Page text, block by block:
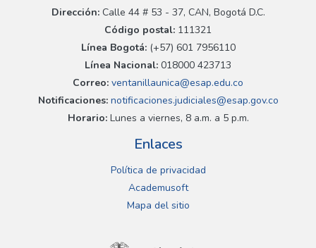
Dirección:Calle 44 # 53 - 37, CAN, Bogotá D.C.
Código postal: 111321
Línea Bogotá:(+57) 601 7956110
Línea Nacional: 018000 423713
Correo: ventanillaunica@esap.edu.co
Notificaciones:notificaciones.judiciales@esap.gov.co
Horario:Lunes a viernes, 8 a.m. a 5 p.m.
Enlaces
Política de privacidad
Academusoft
Mapa del sitio